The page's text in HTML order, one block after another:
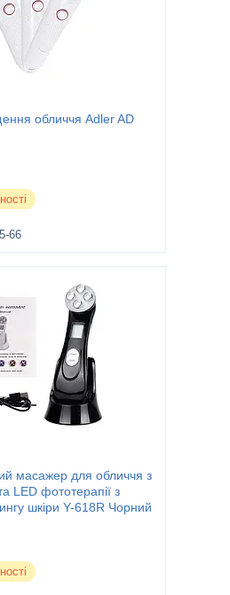
обличчя Adler AD
66
масажер для обличчя з
LED фототерапії з
шкіри Y-618R Чорний